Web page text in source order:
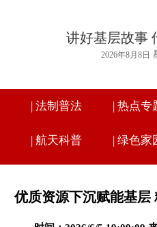
讲好基层故事
2026年8月8日
| 法制普法 | 热点专
| 航天科普 | 绿色家
优质资源下沉赋能基层